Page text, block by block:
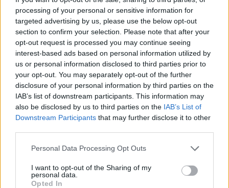
processing of your personal or sensitive information for
targeted advertising by us, please use the below opt-out
section to confirm your selection. Please note that after your
opt-out request is processed you may continue seeing
interest-based ads based on personal information utilized by
us or personal information disclosed to third parties prior to
your opt-out. You may separately opt-out of the further
disclosure of your personal information by third parties on the
IAB’s list of downstream participants. This information may
also be disclosed by us to third parties on the IAB’s List of
Downstream Participants that may further disclose it to other
Personal Data Processing Opt Outs
I want to opt-out of the Sharing of my
personal data.
Opted In
ΑΥΓ 07, 2026
ENTERTAINMENT
Ιωάννα Τούνη: Αδημοσίευτη
φωτογραφία από Ίμπιζα με
τον Δημήτρη Σπυριδωνίδη
ΑΥΓ 07, 2026
ENTERTAINMENT
Η Μαριάννα Γεωργαντή είδε